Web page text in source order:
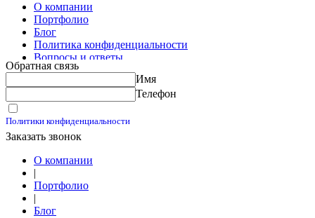
О компании
Портфолио
Блог
Политика конфиденциальности
Вопросы и ответы
Контакты
Обратная связь
Имя
Телефон
Политики конфиденциальности
Заказать звонок
О компании
Портфолио
Блог